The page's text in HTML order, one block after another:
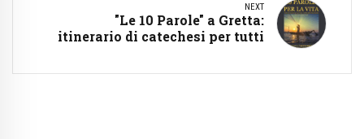
NEXT
"Le 10 Parole" a Gretta:
itinerario di catechesi per tutti